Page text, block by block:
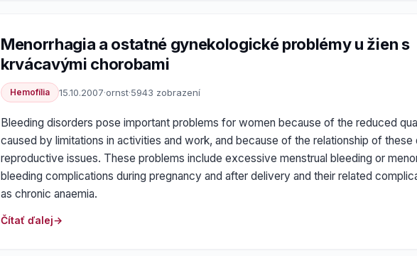
Menorrhagia a ostatné gynekologické problémy u žien s
krvácavými chorobami
Hemofília 15.10.2007·ornst·5943 zobrazení
Bleeding disorders pose important problems for women because of the reduced
caused by limitations in activities and work, and because of the relationship of these
reproductive issues. These problems include excessive menstrual bleeding or
bleeding complications during pregnancy and after delivery and their related
as chronic anaemia.
Čítať ďalej